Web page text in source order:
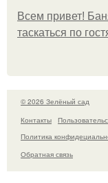
Всем привет!
таскаться по
© 2026 Зелёный сад
Контакты
Политика
Обратная связь